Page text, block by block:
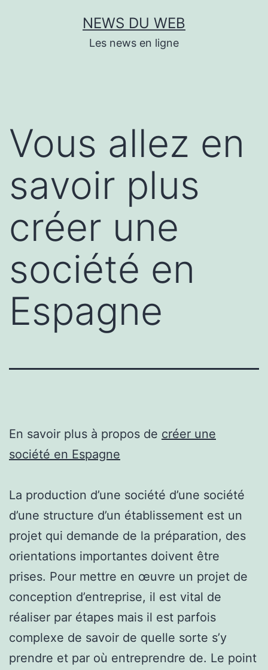
NEWS DU WEB
Les news en ligne
Vous allez en
savoir plus
créer une
société en
Espagne
En savoir plus à propos de créer une
société en Espagne
La production d’une société d’une société
d’une structure d’un établissement est un
projet qui demande de la préparation, des
orientations importantes doivent être
prises. Pour mettre en œuvre un projet de
conception d’entreprise, il est vital de
réaliser par étapes mais il est parfois
complexe de savoir de quelle sorte s’y
prendre et par où entreprendre de. Le point